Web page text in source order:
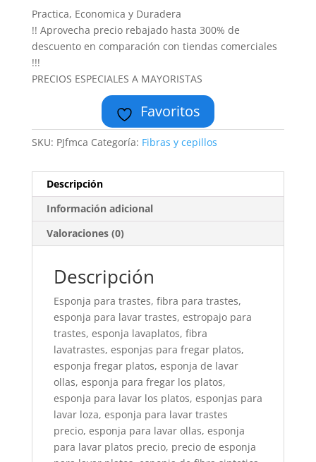
Practica, Economica y Duradera
!! Aprovecha precio rebajado hasta 300% de
descuento en comparación con tiendas comerciales
!!!
PRECIOS ESPECIALES A MAYORISTAS
Favoritos
SKU: PJfmca Categoría: Fibras y cepillos
Descripción
Información adicional
Valoraciones (0)
Descripción
Esponja para trastes, fibra para trastes,
esponja para lavar trastes, estropajo para
trastes, esponja lavaplatos, fibra
lavatrastes, esponjas para fregar platos,
esponja fregar platos, esponja de lavar
ollas, esponja para fregar los platos,
esponja para lavar los platos, esponjas para
lavar loza, esponja para lavar trastes
precio, esponja para lavar ollas, esponja
para lavar platos precio, precio de esponja